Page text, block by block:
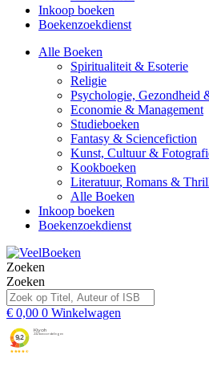
Inkoop boeken
Boekenzoekdienst
Alle Boeken
Spiritualiteit & Esoterie
Religie
Psychologie, Gezondheid
Economie & Management
Studieboeken
Fantasy & Sciencefiction
Kunst, Cultuur &
Kookboeken
Literatuur, Romans &
Alle Boeken
Inkoop boeken
Boekenzoekdienst
Zoeken
Zoeken
€ 0,00 0 Winkelwagen